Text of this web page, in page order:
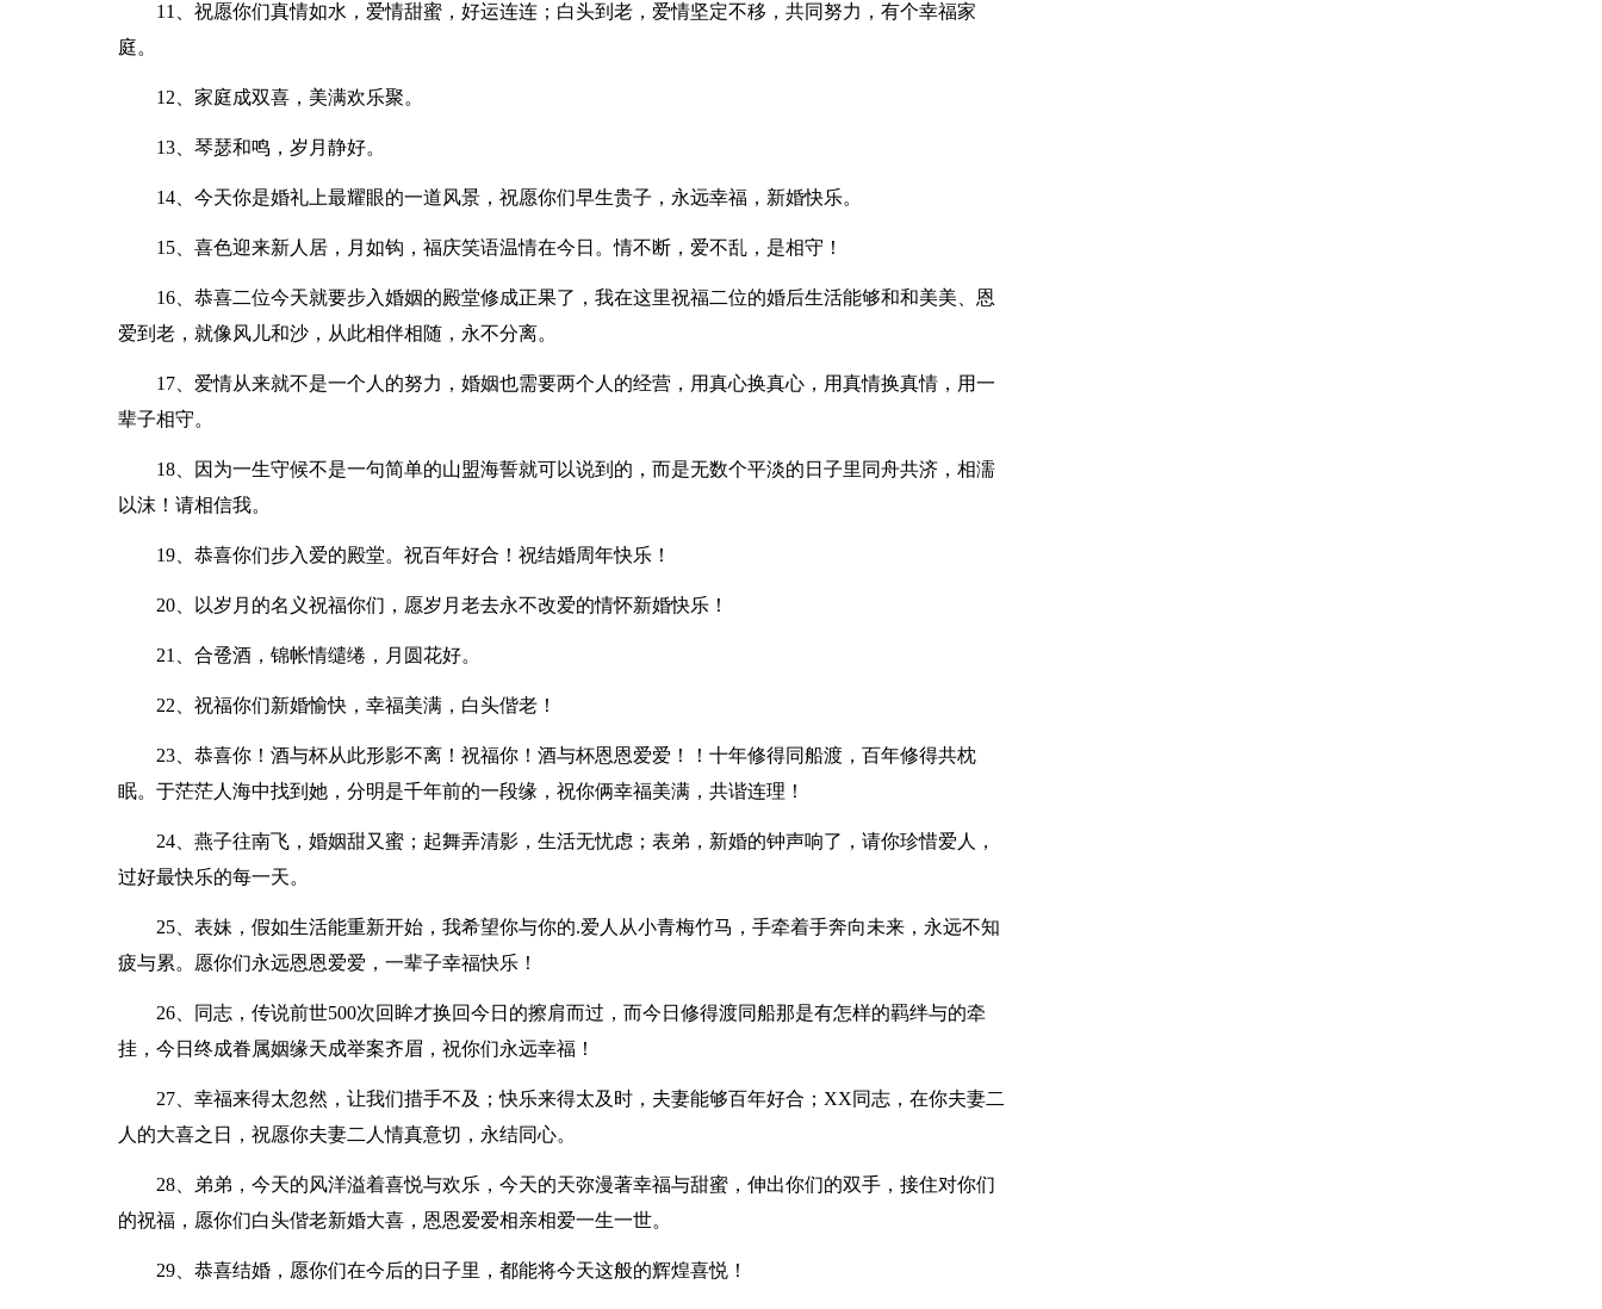
11、祝愿你们真情如水，爱情甜蜜，好运连连；白头到老，爱情坚定不移，共同努力，有个幸福家
庭。
12、家庭成双喜，美满欢乐聚。
13、琴瑟和鸣，岁月静好。
14、今天你是婚礼上最耀眼的一道风景，祝愿你们早生贵子，永远幸福，新婚快乐。
15、喜色迎来新人居，月如钩，福庆笑语温情在今日。情不断，爱不乱，是相守！
16、恭喜二位今天就要步入婚姻的殿堂修成正果了，我在这里祝福二位的婚后生活能够和和美美、恩
爱到老，就像风儿和沙，从此相伴相随，永不分离。
17、爱情从来就不是一个人的努力，婚姻也需要两个人的经营，用真心换真心，用真情换真情，用一
辈子相守。
18、因为一生守候不是一句简单的山盟海誓就可以说到的，而是无数个平淡的日子里同舟共济，相濡
以沫！请相信我。
19、恭喜你们步入爱的殿堂。祝百年好合！祝结婚周年快乐！
20、以岁月的名义祝福你们，愿岁月老去永不改爱的情怀新婚快乐！
21、合卺酒，锦帐情缱绻，月圆花好。
22、祝福你们新婚愉快，幸福美满，白头偕老！
23、恭喜你！酒与杯从此形影不离！祝福你！酒与杯恩恩爱爱！！十年修得同船渡，百年修得共枕
眠。于茫茫人海中找到她，分明是千年前的一段缘，祝你俩幸福美满，共谐连理！
24、燕子往南飞，婚姻甜又蜜；起舞弄清影，生活无忧虑；表弟，新婚的钟声响了，请你珍惜爱人，
过好最快乐的每一天。
25、表妹，假如生活能重新开始，我希望你与你的.爱人从小青梅竹马，手牵着手奔向未来，永远不知
疲与累。愿你们永远恩恩爱爱，一辈子幸福快乐！
26、同志，传说前世500次回眸才换回今日的擦肩而过，而今日修得渡同船那是有怎样的羁绊与的牵
挂，今日终成眷属姻缘天成举案齐眉，祝你们永远幸福！
27、幸福来得太忽然，让我们措手不及；快乐来得太及时，夫妻能够百年好合；XX同志，在你夫妻二
人的大喜之日，祝愿你夫妻二人情真意切，永结同心。
28、弟弟，今天的风洋溢着喜悦与欢乐，今天的天弥漫著幸福与甜蜜，伸出你们的双手，接住对你们
的祝福，愿你们白头偕老新婚大喜，恩恩爱爱相亲相爱一生一世。
29、恭喜结婚，愿你们在今后的日子里，都能将今天这般的辉煌喜悦！